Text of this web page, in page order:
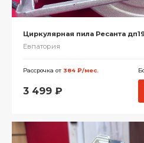
Циркулярная пила Ресанта
Евпатория
Рассрочка от 384 ₽/мес.
3 499 ₽